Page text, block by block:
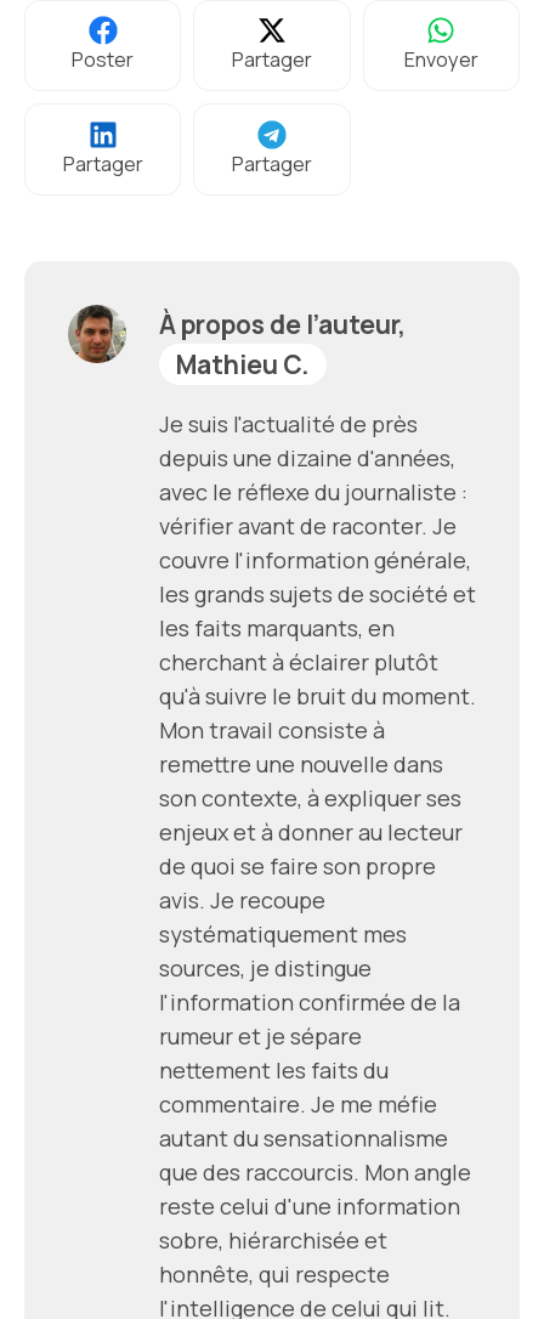
Poster Partager Envoyer
Partager Partager
À propos de l’auteur,
Mathieu C.
Je suis l'actualité de près
depuis une dizaine d'années,
avec le réflexe du journaliste :
vérifier avant de raconter. Je
couvre l'information générale,
les grands sujets de société et
les faits marquants, en
cherchant à éclairer plutôt
qu'à suivre le bruit du moment.
Mon travail consiste à
remettre une nouvelle dans
son contexte, à expliquer ses
enjeux et à donner au lecteur
de quoi se faire son propre
avis. Je recoupe
systématiquement mes
sources, je distingue
l'information confirmée de la
rumeur et je sépare
nettement les faits du
commentaire. Je me méfie
autant du sensationnalisme
que des raccourcis. Mon angle
reste celui d'une information
sobre, hiérarchisée et
honnête, qui respecte
l'intelligence de celui qui lit.